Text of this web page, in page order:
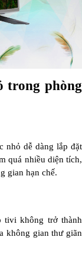
trong phòng
nhỏ dễ dàng lắp đặt
quá nhiều diện tích,
gian hạn chế.
tivi không trở thành
không gian thư giãn